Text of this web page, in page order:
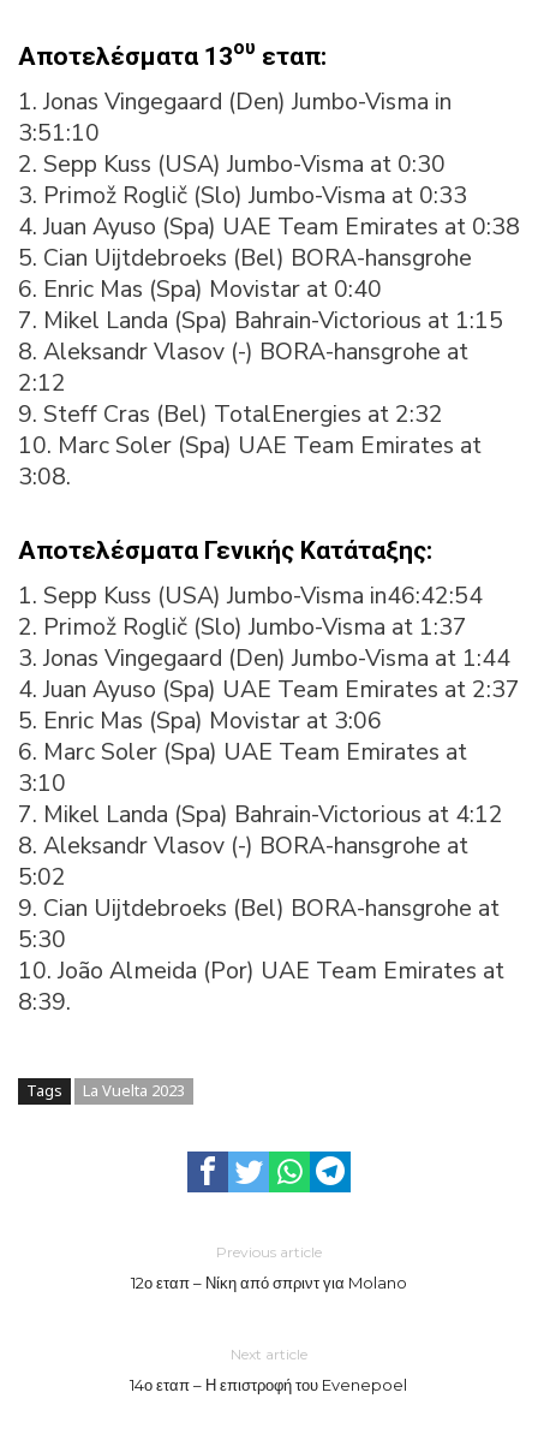
Αποτελέσματα 13ου εταπ:
1. Jonas Vingegaard (Den) Jumbo-Visma in
3:51:10
2. Sepp Kuss (USA) Jumbo-Visma at 0:30
3. Primož Roglič (Slo) Jumbo-Visma at 0:33
4. Juan Ayuso (Spa) UAE Team Emirates at 0:38
5. Cian Uijtdebroeks (Bel) BORA-hansgrohe
6. Enric Mas (Spa) Movistar at 0:40
7. Mikel Landa (Spa) Bahrain-Victorious at 1:15
8. Aleksandr Vlasov (-) BORA-hansgrohe at
2:12
9. Steff Cras (Bel) TotalEnergies at 2:32
10. Marc Soler (Spa) UAE Team Emirates at
3:08.
Αποτελέσματα Γενικής Κατάταξης:
1. Sepp Kuss (USA) Jumbo-Visma in46:42:54
2. Primož Roglič (Slo) Jumbo-Visma at 1:37
3. Jonas Vingegaard (Den) Jumbo-Visma at 1:44
4. Juan Ayuso (Spa) UAE Team Emirates at 2:37
5. Enric Mas (Spa) Movistar at 3:06
6. Marc Soler (Spa) UAE Team Emirates at
3:10
7. Mikel Landa (Spa) Bahrain-Victorious at 4:12
8. Aleksandr Vlasov (-) BORA-hansgrohe at
5:02
9. Cian Uijtdebroeks (Bel) BORA-hansgrohe at
5:30
10. João Almeida (Por) UAE Team Emirates at
8:39.
Tags La Vuelta 2023
Previous article
12ο εταπ – Νίκη από σπριντ για Molano
Next article
14ο εταπ – Η επιστροφή του Evenepoel